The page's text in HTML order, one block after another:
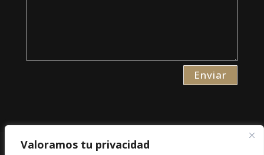
Valoramos tu privacidad
Enviar
Aviso Legal